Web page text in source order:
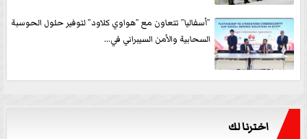
”أسفاليا” تتعاون مع ”هواوي كلاود” لتوفير حلول الحوسبة
السحابية والأمن السيبراني في...
اخترنا لك